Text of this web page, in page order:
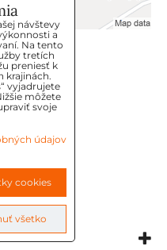
návštevy
a
Na tento
tretích
preniesť k
krajinách.
vyjadrujete
môžete
svoje
údajov
cookies
všetko